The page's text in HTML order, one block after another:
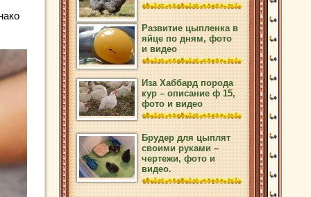
Развитие цыпленка в
яйце по дням, фото
и видео
Иза Хаббард порода
кур – описание ф 15,
фото и видео
Брудер для цыплят
своими руками –
чертежи, фото и
видео.